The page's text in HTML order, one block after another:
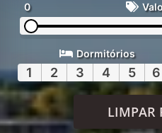
0
Dormitórios
1 2 3 4 5 6
LIMPAR